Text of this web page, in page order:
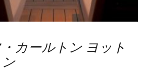
カールトン ヨット